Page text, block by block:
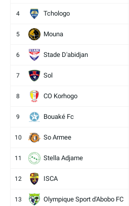
4 Tchologo
5 Mouna
6 Stade D'abidjan
7 Sol
8 CO Korhogo
9 Bouaké Fc
10 So Armee
11 Stella Adjame
12 ISCA
13 Olympique Sport d'Abobo FC